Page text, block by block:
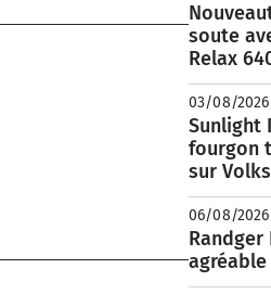
soute
Relax
03/08/2026
Sunlight
fourgon
sur
06/08/2026
Randger